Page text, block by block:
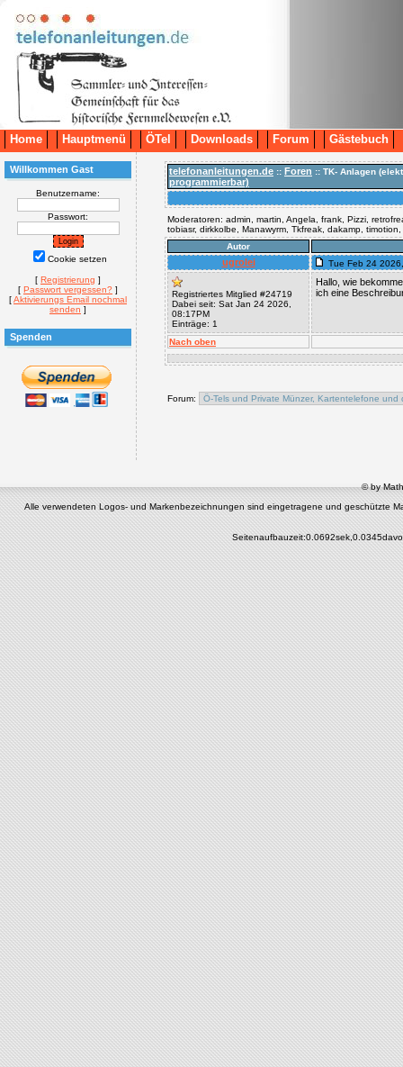
Home Hauptmenü ÖTel Downloads Forum Gästebuch
Willkommen Gast
Benutzername:
Passwort:
Cookie setzen
[ Registrierung ]
[ Passwort vergessen? ]
[Aktivierungs Email nochmal
senden ]
Spenden
telefonanleitungen.de :: Foren :: TK- Anlagen
programmierbar)
Moderatoren: admin, martin, Angela, frank, Pizzi,
tobiasr, dirkkolbe, Manawyrm, Tkfreak, dakamp,
Autor
ugrolei Tue Feb 24
Registriertes Mitglied #24719
Dabei seit: Sat Jan 24 2026,
08:17PM
Einträge: 1
Hallo, wie
ich eine
Nach oben
Forum:
© by
Alle verwendeten Logos- und Markenbezeichnungen sind eingetragene und geschützte